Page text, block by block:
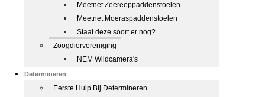
Meetnet Zeereeppaddenstoelen
Meetnet Moeraspaddenstoelen
Staat deze soort er nog?
Zoogdiervereniging
NEM Wildcamera's
Determineren
Eerste Hulp Bij Determineren